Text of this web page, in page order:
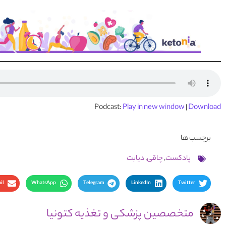
Podcast:Play in new window|Download
برچسب ها
پادکست,چاقی,دیابت
Twitter
LinkedIn
Telegram
WhatsApp
متخصصین پزشکی و تغذیه کتونیا